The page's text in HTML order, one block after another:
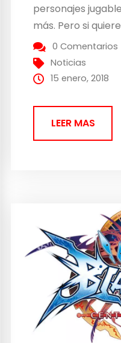
personajes
más. Pero si
potencial de 40
pasar por caja.
el...
0 Comentarios
Noticias
15 enero, 2018
LEER MAS